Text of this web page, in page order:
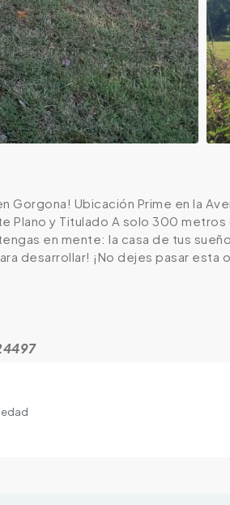
Gorgona! Ubicación Prime en la
Plano y Titulado A solo 300
en mente: la casa de tus
desarrollar! ¡No dejes pasar esta